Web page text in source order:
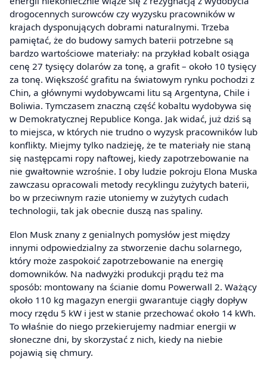
drogocennych surowców czy wyzysku pracowników w
krajach dysponujących dobrami naturalnymi. Trzeba
pamiętać, że do budowy samych baterii potrzebne są
bardzo wartościowe materiały: na przykład kobalt osiąga
cenę 27 tysięcy dolarów za tonę, a grafit – około 10 tysięcy
za tonę. Większość grafitu na światowym rynku pochodzi z
Chin, a głównymi wydobywcami litu są Argentyna, Chile i
Boliwia. Tymczasem znaczną część kobaltu wydobywa się
w Demokratycznej Republice Konga. Jak widać, już dziś są
to miejsca, w których nie trudno o wyzysk pracowników lub
konflikty. Miejmy tylko nadzieję, że te materiały nie staną
się następcami ropy naftowej, kiedy zapotrzebowanie na
nie gwałtownie wzrośnie. I oby ludzie pokroju Elona Muska
zawczasu opracowali metody recyklingu zużytych baterii,
bo w przeciwnym razie utoniemy w zużytych cudach
technologii, tak jak obecnie duszą nas spaliny.
Elon Musk znany z genialnych pomysłów jest między
innymi odpowiedzialny za stworzenie dachu solarnego,
który może zaspokoić zapotrzebowanie na energię
domowników. Na nadwyżki produkcji prądu też ma
sposób: montowany na ścianie domu Powerwall 2. Ważący
około 110 kg magazyn energii gwarantuje ciągły dopływ
mocy rzędu 5 kW i jest w stanie przechować około 14 kWh.
To właśnie do niego przekierujemy nadmiar energii w
słoneczne dni, by skorzystać z nich, kiedy na niebie
pojawią się chmury.